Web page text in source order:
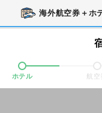
海外航空券＋ホ
ホテル 航空